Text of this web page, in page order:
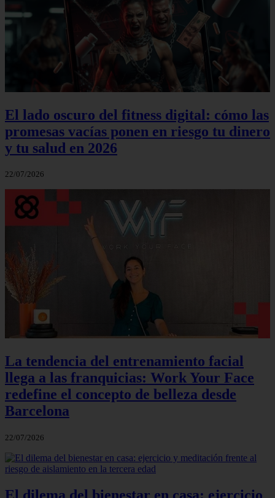
El lado oscuro del fitness digital: cómo las
promesas vacías ponen en riesgo tu dinero
y tu salud en 2026
22/07/2026
La tendencia del entrenamiento facial
llega a las franquicias: Work Your Face
redefine el concepto de belleza desde
Barcelona
22/07/2026